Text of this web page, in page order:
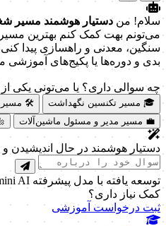
سلام! من دستیار هوشمند مسیر
می‌تونم بهت کمک کنم بهترین
سنگین، معدنی و راهسازی پیدا
بدی و دوره‌ها یا پکیج‌های آموزشی
چه سوالی داری؟ یا می‌تونی یکی از
🎓 مسیر تکنسین نگهداشت
🛠️ مسیر
💼 مسیر مدیر و مسئول ماشین‌آلات
دستیار هوشمند در حال اندیشیدن
توسعه یافته با مدل پیشرفته Gemini AI
کمک نیاز داری؟
ثبت درخواست آموزشی